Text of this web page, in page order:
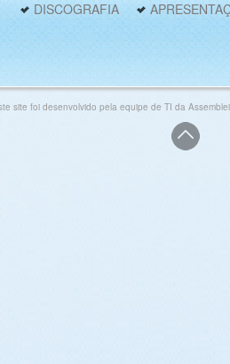
DISCOGRAFIA
site foi desenvolvido pela equipe de TI da